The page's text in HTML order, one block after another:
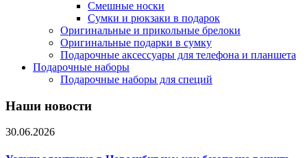
Смешные носки
Сумки и рюкзаки в подарок
Оригинальные и прикольные брелоки
Оригинальные подарки в сумку
Подарочные аксессуары для телефона и планшета
Подарочные наборы
Подарочные наборы для специй
Наши новости
30.06.2026